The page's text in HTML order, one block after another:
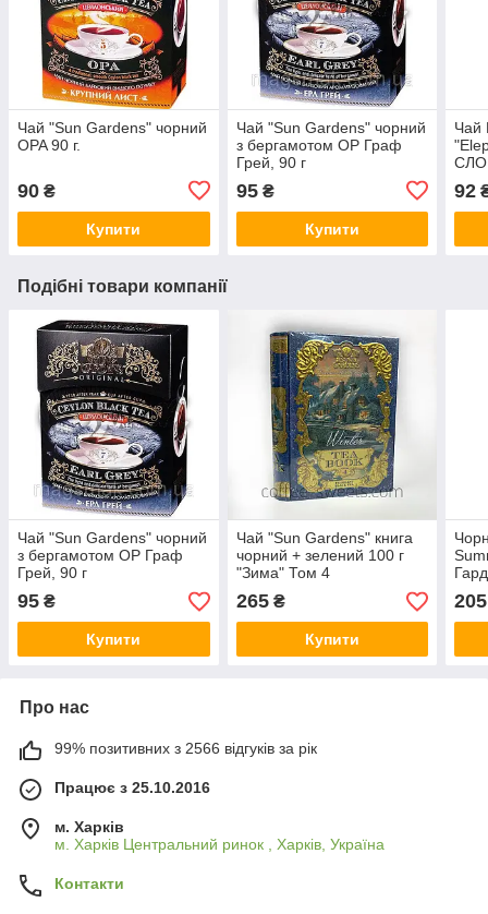
Чай "Sun Gardens" чорний
OPA 90 г.
90 ₴
Купити
Чай "Sun Gardens" чорний
з бергамотом OP Граф
Грей, 90 г
95₴
Купити
Чай
92
Подібні товари компанії
Чай "Sun Gardens" чорний
з бергамотом OP Граф
Грей, 90 г
95 ₴
Купити
Чай "Sun Gardens" книга
чорний + зелений 100 г
"Зима" Том 4
265₴
Купити
100
205
Про нас
99% позитивних з 2566 відгуків за рік
Працює з 25.10.2016
м. Харків
м. Харків Центральний ринок , Харків, Україна
Контакти